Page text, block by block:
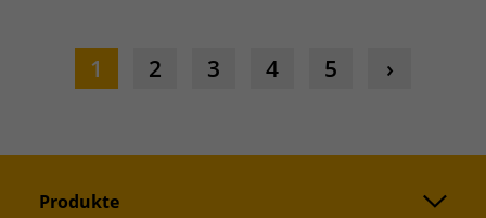
1 2 3 4 5 ›
Produkte